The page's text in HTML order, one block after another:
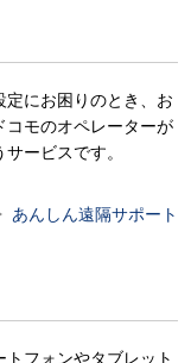
定にお困りのとき、お
コモのオペレーターが
ービスです。
あんしん遠隔サポート
トフォンやタブレット